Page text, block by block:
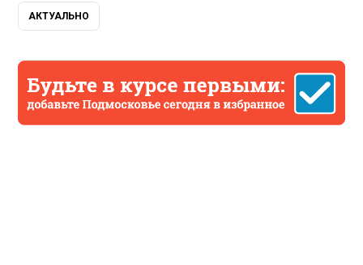
АКТУАЛЬНО